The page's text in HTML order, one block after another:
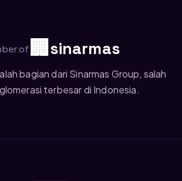
of 🏢sinarmas
bagian dari Sinarmas Group, salah
terbesar di Indonesia.